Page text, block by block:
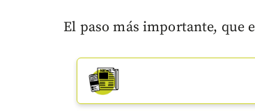
El paso más importante, que